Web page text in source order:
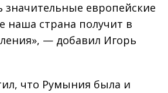
значительные европейские
наша страна получит в
— добавил Игорь
что Румыния была и